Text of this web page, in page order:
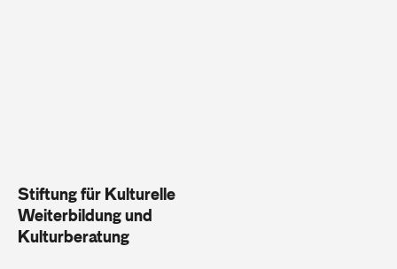
Stiftung für Kulturelle
Weiterbildung und
Kulturberatung